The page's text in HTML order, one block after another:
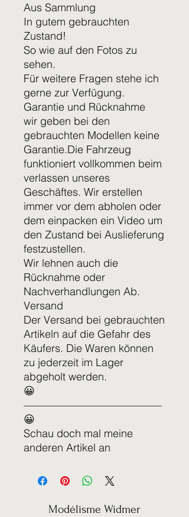
Aus Sammlung
In gutem gebrauchten
Zustand!
So wie auf den Fotos zu
sehen.
Für weitere Fragen stehe ich
gerne zur Verfügung.
Garantie und Rücknahme
wir geben bei den
gebrauchten Modellen keine
Garantie.Die Fahrzeug
funktioniert vollkommen beim
verlassen unseres
Geschäftes. Wir erstellen
immer vor dem abholen oder
dem einpacken ein Video um
den Zustand bei Auslieferung
festzustellen.
Wir lehnen auch die
Rücknahme oder
Nachverhandlungen Ab.
Versand
Der Versand bei gebrauchten
Artikeln auf die Gefahr des
Käufers. Die Waren können
zu jederzeit im Lager
abgeholt werden.
😀
—————————————
😀
Schau doch mal meine
anderen Artikel an
Modélisme Widmer